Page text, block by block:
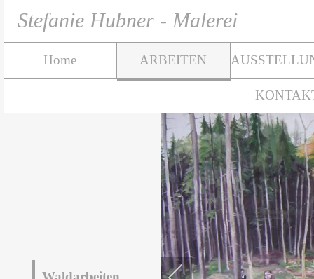
Stefanie Hubner - Malerei
Home ARBEITEN